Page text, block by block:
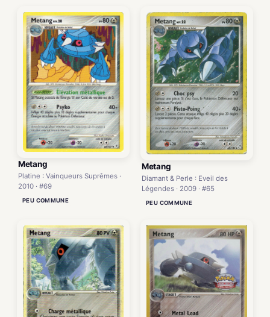
Metang
Platine : Vainqueurs Suprêmes ·
2010 · #69
PEU COMMUNE
Metang
Diamant & Perle : Eveil des
Légendes · 2009 · #65
PEU COMMUNE